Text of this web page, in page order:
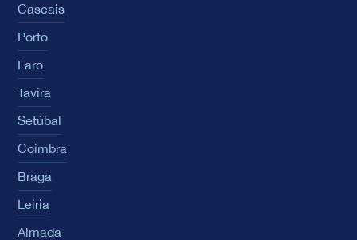
Cascais
Porto
Faro
Tavira
Setúbal
Coimbra
Braga
Leiria
Almada